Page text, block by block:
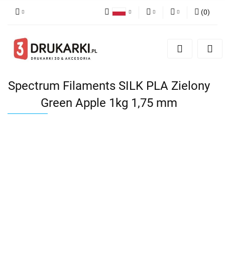
English
Zarejestruj się
(0)
Spectrum Filaments SILK PLA Zielony
Green Apple 1kg 1,75 mm